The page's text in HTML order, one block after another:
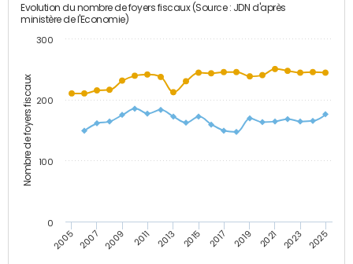
Nombre de foyers fiscaux
Evolution du nombre de foyers fiscaux (Source : JDN d'après
ministère de l'Economie)
2005 2007 2009 2011 2013 2015 2017 2019 2021 2023 2025
0
100
200
300